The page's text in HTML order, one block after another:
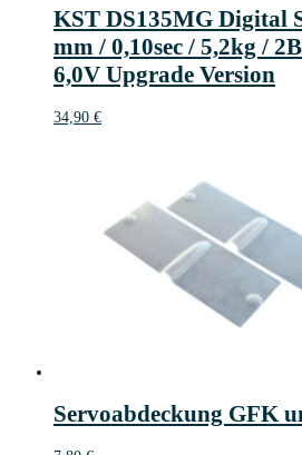
KST DS135MG Digital
mm / 0,10sec / 5,2kg /
6,0V Upgrade Version
34,90 €
Servoabdeckung GFK